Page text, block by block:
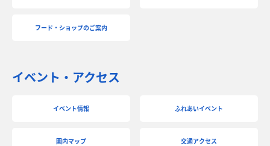
フード・ショップのご案内
イベント・アクセス
イベント情報 ふれあいイベント
園内マップ 交通アクセス